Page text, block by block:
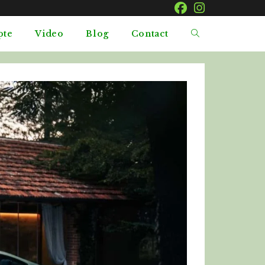
Video Blog Contact Toggle